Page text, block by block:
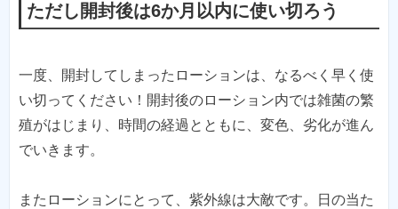
ただし開封後は6か月以内に使い切ろう
一度、開封してしまったローションは、なるべく早く使
い切ってください！開封後のローション内では雑菌の繁
殖がはじまり、時間の経過とともに、変色、劣化が進ん
でいきます。
またローションにとって、紫外線は大敵です。日の当た